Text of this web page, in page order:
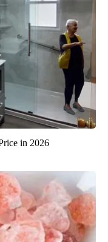
in 2026